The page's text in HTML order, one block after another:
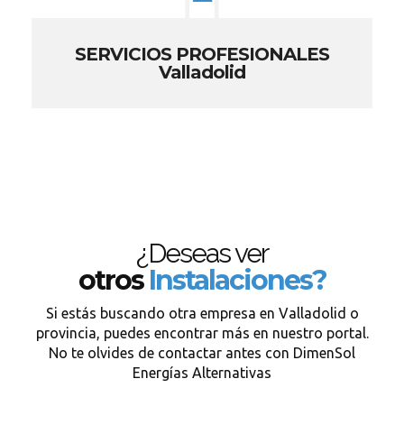
SERVICIOS PROFESIONALES
Valladolid
¿Deseas ver
otrosInstalaciones?
Si estás buscando otra empresa en Valladolid o
provincia, puedes encontrar más en nuestro portal.
No te olvides de contactar antes con DimenSol
Energías Alternativas